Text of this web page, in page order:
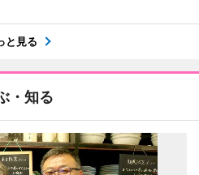
と見る
・知る